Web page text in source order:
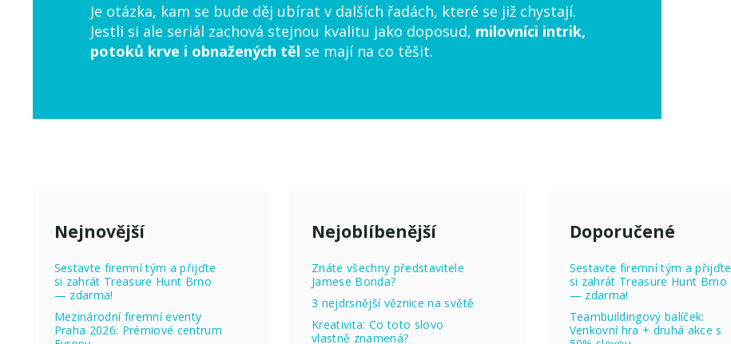
Je otázka, kam se bude děj ubírat v dalších řadách, které se již chystají.
Jestli si ale seriál zachová stejnou kvalitu jako doposud, milovníci intrik,
potoků krve i obnažených těl se mají na co těšit.
Nejnovější
Sestavte firemní tým a přijďte
si zahrát Treasure Hunt Brno
— zdarma!
Mezinárodní firemní eventy
Praha 2026: Prémiové centrum
Nejoblíbenější
Znáte všechny představitele
Jamese Bonda?
3 nejdrsnější věznice na světě
Kreativita: Co toto slovo
vlastně znamená?
Doporučené
Sestavte firemní tým a přijďte
si zahrát Treasure Hunt Brno
— zdarma!
Teambuildingový balíček:
Venkovní hra + druhá akce s